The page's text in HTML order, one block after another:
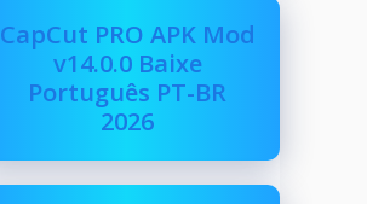
CapCut PRO APK Mod
v14.0.0 Baixe
Português PT-BR
2026